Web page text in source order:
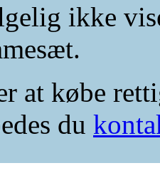
ikke
at købe
du